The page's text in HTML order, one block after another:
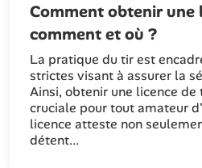
Comment obtenir une
comment et où ?
La pratique du tir est
strictes visant à assurer la
Ainsi, obtenir une licence de
cruciale pour tout amateur
licence atteste non
détent...